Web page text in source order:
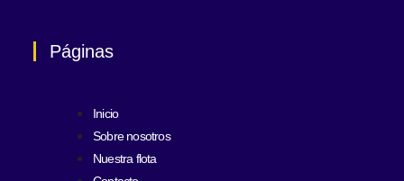
Páginas
Inicio
Sobre nosotros
Nuestra flota